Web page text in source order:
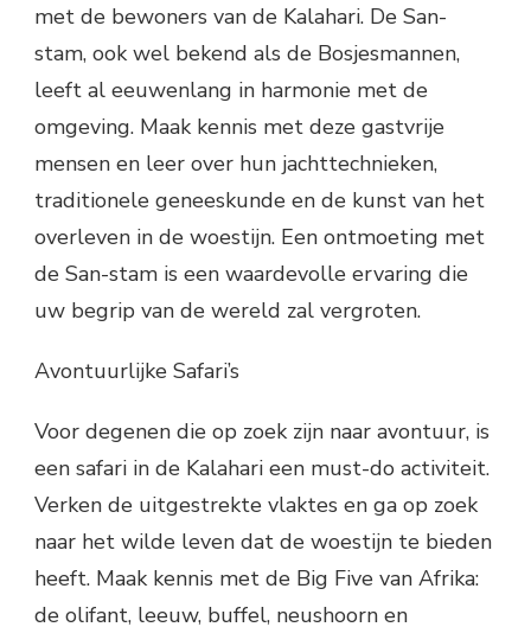
met de bewoners van de Kalahari. De San-
stam, ook wel bekend als de Bosjesmannen,
leeft al eeuwenlang in harmonie met de
omgeving. Maak kennis met deze gastvrije
mensen en leer over hun jachttechnieken,
traditionele geneeskunde en de kunst van het
overleven in de woestijn. Een ontmoeting met
de San-stam is een waardevolle ervaring die
uw begrip van de wereld zal vergroten.
Avontuurlijke Safari’s
Voor degenen die op zoek zijn naar avontuur, is
een safari in de Kalahari een must-do activiteit.
Verken de uitgestrekte vlaktes en ga op zoek
naar het wilde leven dat de woestijn te bieden
heeft. Maak kennis met de Big Five van Afrika:
de olifant, leeuw, buffel, neushoorn en